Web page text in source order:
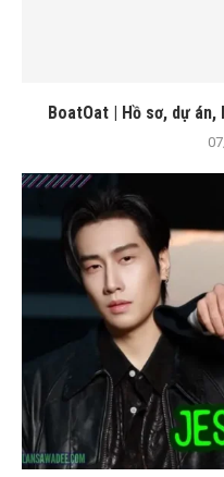
BoatOat | Hồ sơ, dự